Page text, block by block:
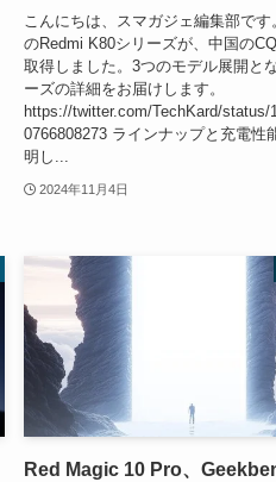
こんにちは、スマガジェ編集部です
のRedmi K80シリーズが、中国の
取得しました。3つのモデル展開と
ーズの詳細をお届けします。
https://twitter.com/TechKard/status/
0766808273 ラインナップと充電性
明し...
2024年11月4日
Red Magic 10 Pro、